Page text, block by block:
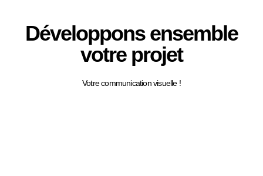
Développons ensemble
votre projet
Votre communication visuelle !